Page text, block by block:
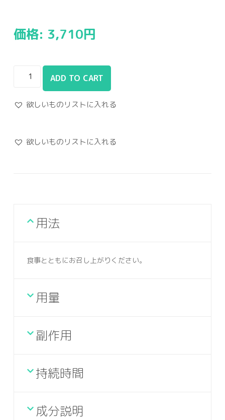
価格: 3,710円
ADD TO CART
欲しいものリストに入れる
欲しいものリストに入れる
用法
食事とともにお召し上がりください。
用量
副作用
持続時間
成分説明